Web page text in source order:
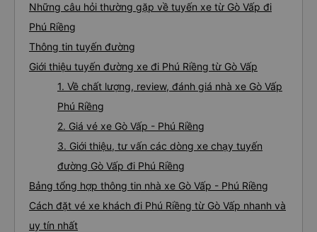
Những câu hỏi thường gặp về tuyến xe từ Gò Vấp đi
Phú Riềng
Thông tin tuyến đường
Giới thiệu tuyến đường xe đi Phú Riềng từ Gò Vấp
1. Về chất lượng, review, đánh giá nhà xe Gò Vấp
Phú Riềng
2. Giá vé xe Gò Vấp - Phú Riềng
3. Giới thiệu, tư vấn các dòng xe chạy tuyến
đường Gò Vấp đi Phú Riềng
Bảng tổng hợp thông tin nhà xe Gò Vấp - Phú Riềng
Cách đặt vé xe khách đi Phú Riềng từ Gò Vấp nhanh và
uy tín nhất